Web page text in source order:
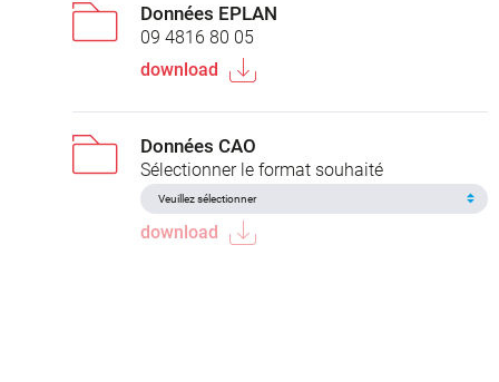
Données EPLAN
09 4816 80 05
download
Données CAO
Sélectionner le format souhaité
download